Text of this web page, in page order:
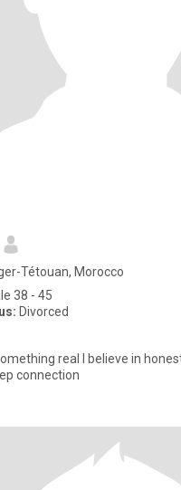
Tétouan, Morocco
38 - 45
Divorced
real l believe in honesty
connection